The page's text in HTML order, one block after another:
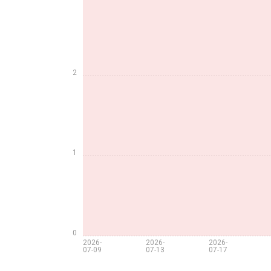
2026-
07-09
2026-
07-13
2026-
07-17
0
1
2